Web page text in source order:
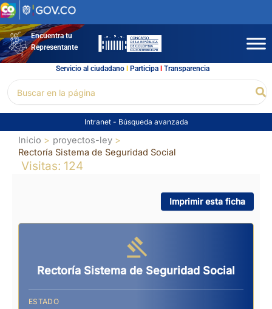
Ir
al
contenidoEncuentra tu
Representante
Servicio al ciudadano l Participal Transparencia
por:
Intranet - Búsqueda avanzada
Inicio
proyectos-ley
Rectoría Sistema de Seguridad Social
Visitas: 124
Imprimir esta ficha
Rectoría Sistema de Seguridad Social
ESTADO